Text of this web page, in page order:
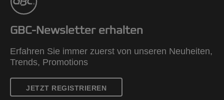
GBC-Newsletter erhalten
Erfahren Sie immer zuerst von unseren Neuheiten,
Trends, Promotions
JETZT REGISTRIEREN